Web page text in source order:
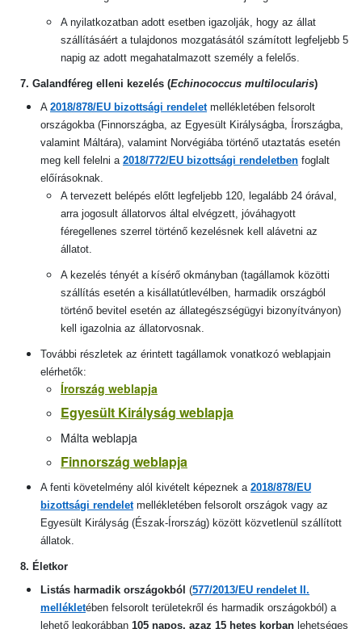
A nyilatkozatban adott esetben igazolják, hogy az állat
szállításáért a tulajdonos mozgatásától számított legfeljebb 5
napig az adott megahatalmazott személy a felelős.
7. Galandféreg elleni kezelés (Echinococcus multilocularis)
A 2018/878/EU bizottsági rendeletmellékletében felsorolt
országokba (Finnországba, az Egyesült Királyságba, Írországba,
valamint Máltára), valamint Norvégiába történő utaztatás esetén
meg kell felelni a 2018/772/EU bizottsági rendeletben foglalt
előírásoknak.
A tervezett belépés előtt legfeljebb 120, legalább 24 órával,
arra jogosult állatorvos által elvégzett, jóváhagyott
féregellenes szerrel történő kezelésnek kell alávetni az
állatot.
A kezelés tényét a kísérő okmányban (tagállamok közötti
szállítás esetén a kisállatútlevélben, harmadik országból
történő bevitel esetén az állategészségügyi bizonyítványon)
kell igazolnia az állatorvosnak.
További részletek az érintett tagállamok vonatkozó weblapjain
elérhetők:
Írország weblapja
Egyesült Királyság weblapja
Málta weblapja
Finnország weblapja
A fenti követelmény alól kivételt képeznek a 2018/878/EU
bizottsági rendeletmellékletében felsorolt országok vagy az
Egyesült Királyság (Észak-Írország) között közvetlenül szállított
állatok.
8. Életkor
Listás harmadik országokból (577/2013/EU rendelet II.
mellékletében felsorolt területekről és harmadik országokból) a
lehető legkorábban 105 napos, azaz 15 hetes korban lehetséges